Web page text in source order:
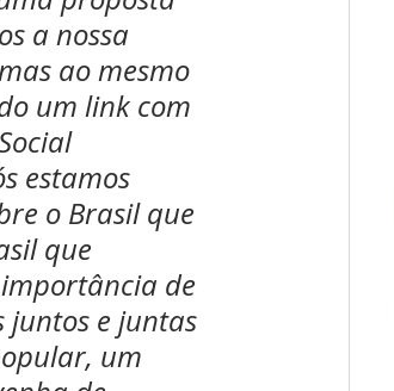
a nossa
ao mesmo
um link com
estamos
o Brasil que
que
de
juntos e juntas
um